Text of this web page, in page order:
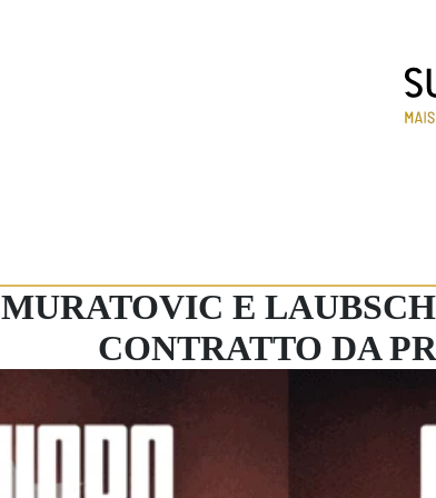
E
CONTRATTO DA